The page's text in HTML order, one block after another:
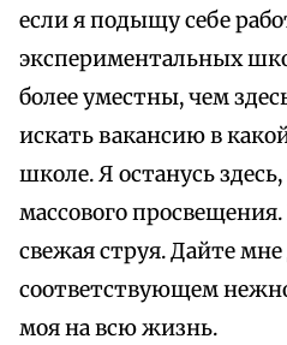
если я подыщу себе
экспериментальных
более уместны, чем
искать вакансию в
школе. Я останусь
массового
свежая струя. Дайте мне
соответствующем
моя на всю жизнь.